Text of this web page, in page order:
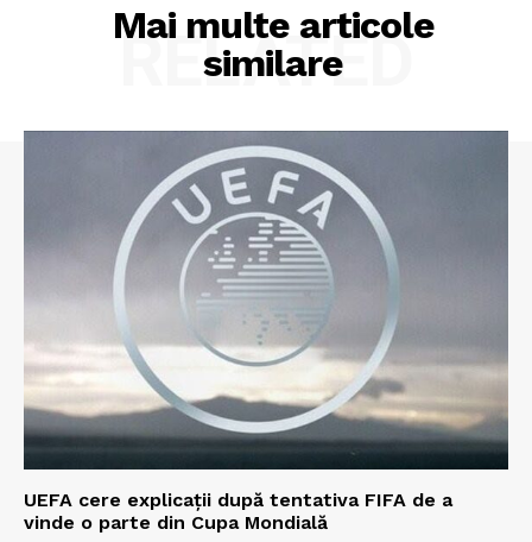
Mai multe articole
similare
RELATED
UEFA cere explicații după tentativa FIFA de a
vinde o parte din Cupa Mondială